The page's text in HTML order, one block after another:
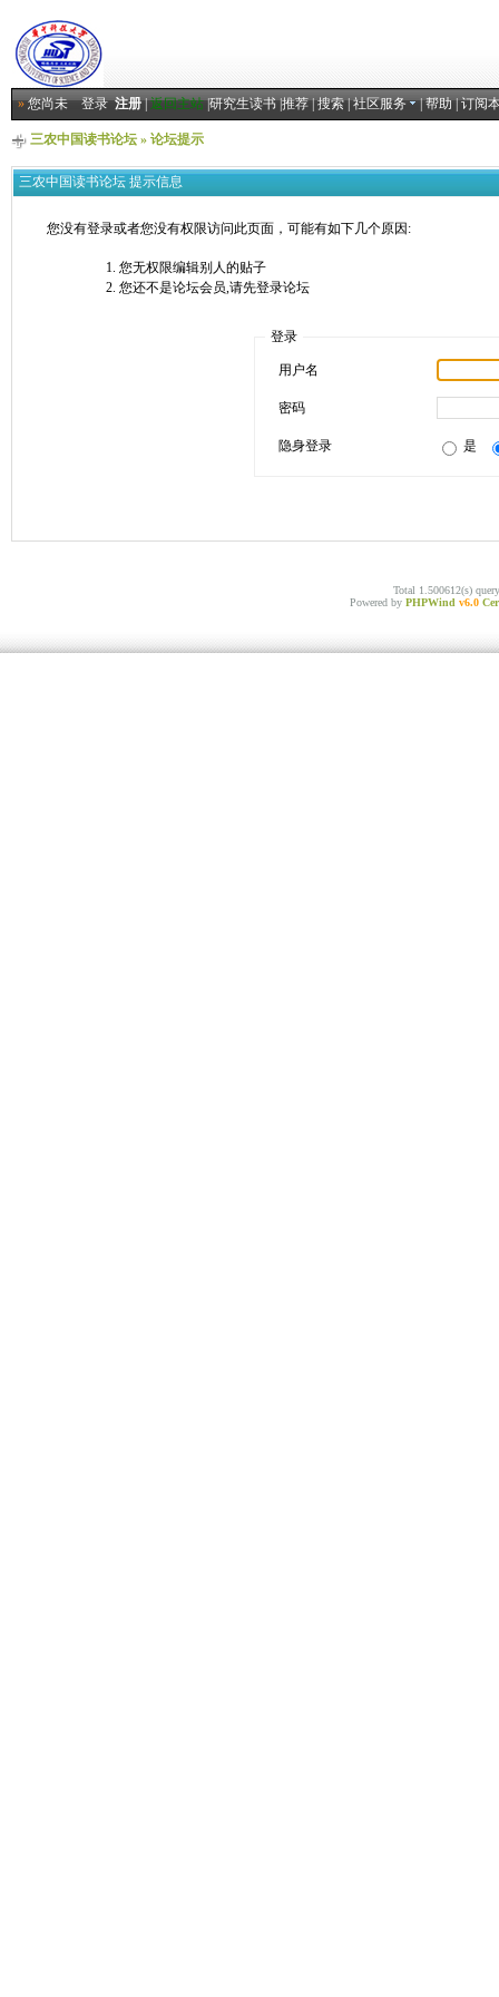
»您尚未登录 注册|返回主站|研究生读书|推荐|搜索|社区服务 |帮助|订阅
三农中国读书论坛» 论坛提示
三农中国读书论坛 提示信息
您没有登录或者您没有权限访问此页面，可能有如下几个原因:
您无权限编辑别人的贴子
您还不是论坛会员,请先登录论坛
登录
用户名
密码
隐身登录 是
Total 1.500612(s)
Powered by PHPWind v6.0